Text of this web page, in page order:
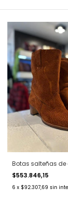
Botas salteñas
$553.846,15
6 x $92.307,69 sin